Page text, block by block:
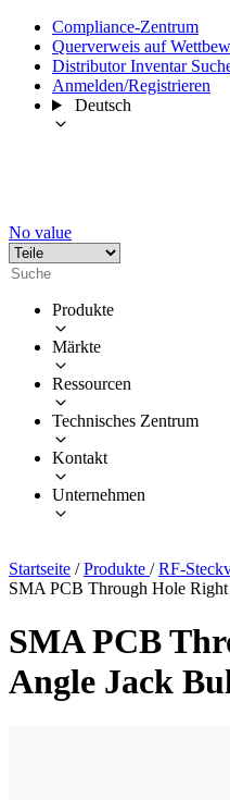
Compliance-Zentrum
Querverweis auf
Distributor Inventar
Anmelden/Registrieren
Deutsch
No value
Produkte
Märkte
Ressourcen
Technisches Zentrum
Kontakt
Unternehmen
Startseite / Produkte / RF-
SMA PCB Through Hole
SMA PCB
Angle Jack